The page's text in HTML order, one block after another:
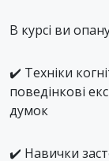
В курсі ви
✔️ Техніки
поведінкові
думок
✔️ Навички